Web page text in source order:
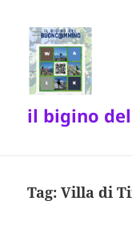
il bigino
Tag:Villa di